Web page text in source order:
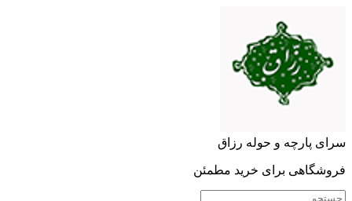
سرای پارچه و حوله رزاق
فروشگاهی برای خرید مطمئن